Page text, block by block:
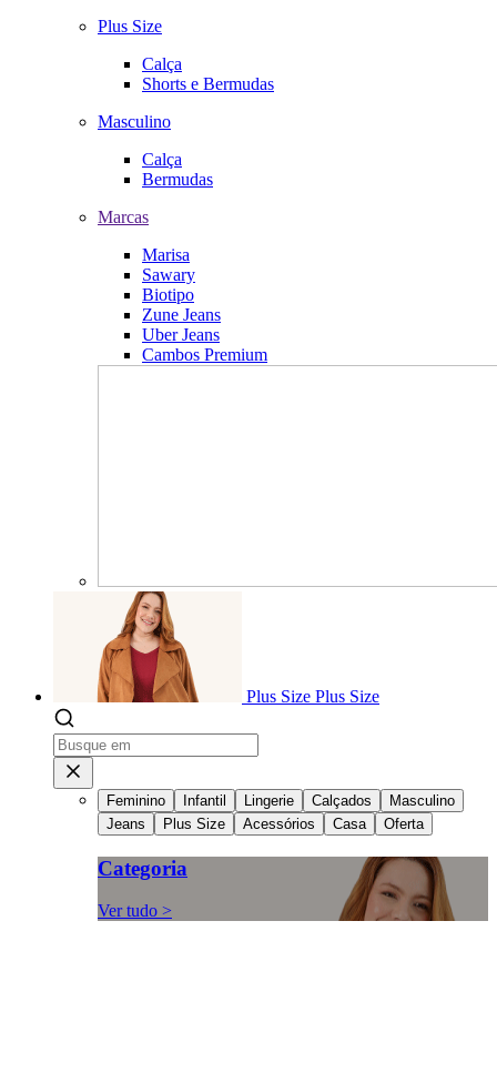
Plus Size
Calça
Shorts e Bermudas
Masculino
Calça
Bermudas
Marcas
Marisa
Sawary
Biotipo
Zune Jeans
Uber Jeans
Cambos Premium
Plus Size Plus Size
Feminino Infantil Lingerie Calçados
Masculino
Jeans
Plus Size Acessórios Casa Oferta
Categoria
Ver tudo >